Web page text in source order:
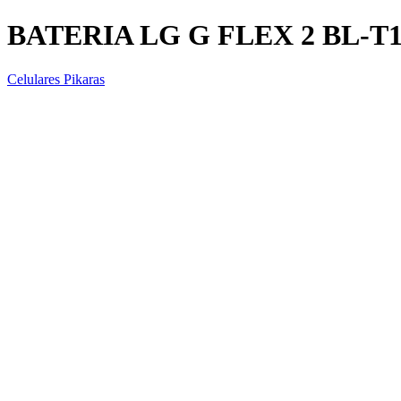
BATERIA LG G FLEX 2 BL-
Celulares Pikaras